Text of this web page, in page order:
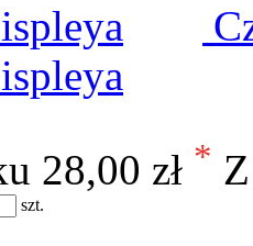
28,00 zł *
szt.